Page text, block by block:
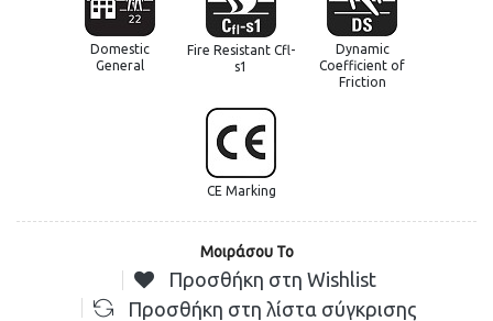
Domestic
General
Fire Resistant Cfl-
s1
Dynamic
Coefficient of
Friction
CE Marking
Μοιράσου Το
Προσθήκη στη Wishlist
Προσθήκη στη λίστα σύγκρισης